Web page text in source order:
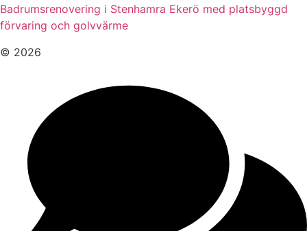
Badrumsrenovering i Stenhamra Ekerö med platsbyggd
förvaring och golvvärme
© 2026